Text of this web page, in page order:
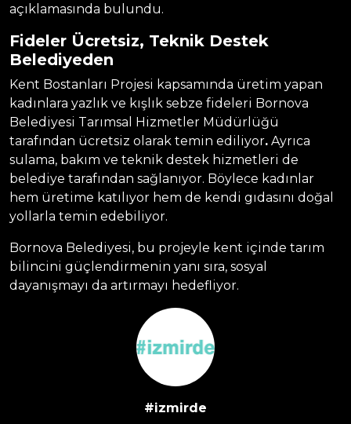
#izmirde
açıklamasında bulundu.
Fideler Ücretsiz, Teknik Destek
Belediyeden
Kent Bostanları Projesi kapsamında üretim yapan
kadınlara yazlık ve kışlık sebze fideleri Bornova
Belediyesi Tarımsal Hizmetler Müdürlüğü
tarafından ücretsiz olarak temin ediliyor. Ayrıca
sulama, bakım ve teknik destek hizmetleri de
belediye tarafından sağlanıyor. Böylece kadınlar
hem üretime katılıyor hem de kendi gıdasını doğal
yollarla temin edebiliyor.
Bornova Belediyesi, bu projeyle kent içinde tarım
bilincini güçlendirmenin yanı sıra, sosyal
dayanışmayı da artırmayı hedefliyor.